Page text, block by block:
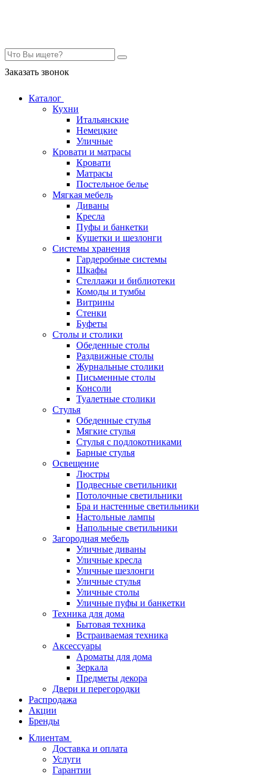
Заказать звонок
Каталог
Кухни
Итальянские
Немецкие
Уличные
Кровати и матрасы
Кровати
Матрасы
Постельное белье
Мягкая мебель
Диваны
Кресла
Пуфы и банкетки
Кушетки и шезлонги
Системы хранения
Гардеробные системы
Шкафы
Стеллажи и библиотеки
Комоды и тумбы
Витрины
Стенки
Буфеты
Столы и столики
Обеденные столы
Раздвижные столы
Журнальные столики
Письменные столы
Консоли
Туалетные столики
Стулья
Обеденные стулья
Мягкие стулья
Стулья с подлокотниками
Барные стулья
Освещение
Люстры
Подвесные светильники
Потолочные светильники
Бра и настенные светильники
Настольные лампы
Напольные светильники
Загородная мебель
Уличные диваны
Уличные кресла
Уличные шезлонги
Уличные стулья
Уличные столы
Уличные пуфы и банкетки
Техника для дома
Бытовая техника
Встраиваемая техника
Аксессуары
Ароматы для дома
Зеркала
Предметы декора
Двери и перегородки
Распродажа
Акции
Бренды
Клиентам
Доставка и оплата
Услуги
Гарантии